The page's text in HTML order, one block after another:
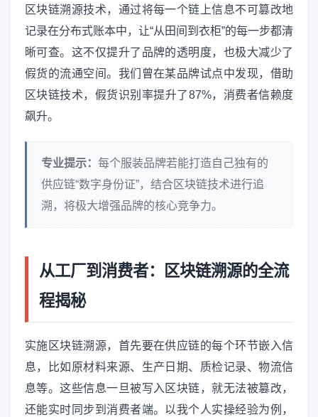
区块链溯源技术，通过将每一个链上信息不可篡改地
记录在分布式账本中，让“从田间到衣柜”的每一步都清
晰可查。这不仅提升了品牌的透明度，也极大减少了
假货的流通空间。我们曾在某品牌试点中发现，借助
区块链技术，假货识别率提升了87%，消费者信赖度
飙升。
专业提示： 每个服装品牌若能打造自己独有的
供应链“数字身份证”，结合区块链技术进行追
溯，将极大增强品牌的核心竞争力。
从工厂到消费者：区块链溯源的全流
程揭秘
实施区块链溯源，首先要在供应链的每个环节嵌入信
息，比如原材料来源、生产日期、质检记录、物流信
息等。这些信息一旦被写入区块链，就无法被篡改，
还能实时同步到消费者端。以我个人实操经验为例，